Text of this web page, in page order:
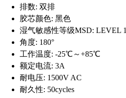
排数: 双排
胶芯颜色: 黑色
湿气敏感性等级MSD: LEVEL 1
角度: 180°
工作温度: -25℃～+85℃
额定电流: 3A
耐电压: 1500V AC
耐久性: 50cycles